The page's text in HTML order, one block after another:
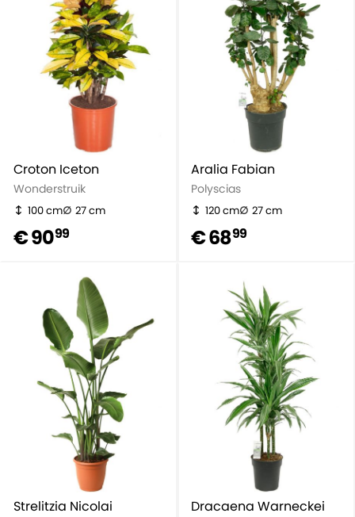
Croton Iceton
Wonderstruik
100 cm 27 cm
€ 9099
Aralia Fabian
Polyscias
120 cm 27 cm
€ 6899
Strelitzia Nicolai Dracaena Warneckei